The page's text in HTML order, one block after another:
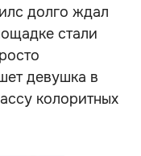
долго ждал
стали
девушка в
колоритных